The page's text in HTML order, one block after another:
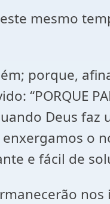
mesmo
porque,
“PORQUE
Deus faz
o
e fácil de